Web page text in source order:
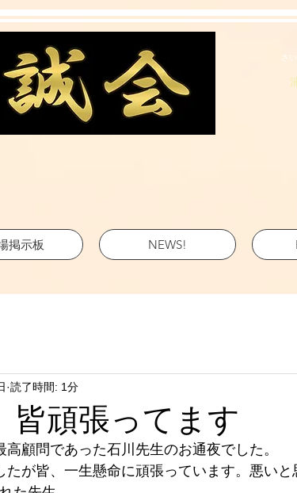
さ
掲示板 NEWS!
皆頑張ってます
読了時間: 1分
顧問であった石川先生のお通夜でした。
たが皆、一生懸命に頑張っています。悪い